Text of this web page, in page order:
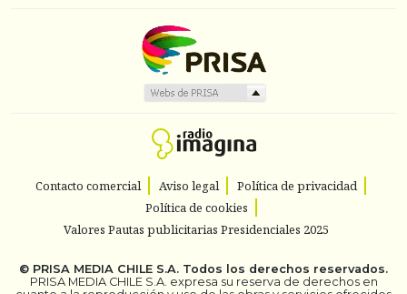
Contacto comercial Aviso legal
Política de privacidad
Política de cookies
Valores Pautas publicitarias Presidenciales 2025
© PRISA MEDIA CHILE S.A. Todos los derechos reservados.
PRISA MEDIA CHILE S.A. expresa su reserva de derechos en